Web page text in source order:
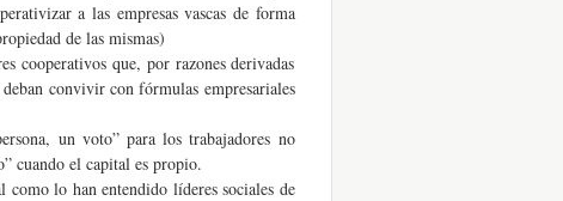
a las empresas vascas de forma
de las mismas)
cooperativos que, por razones derivadas
deban convivir con fórmulas empresariales
un voto” para los trabajadores no
cuando el capital es propio.
lo han entendido líderes sociales de